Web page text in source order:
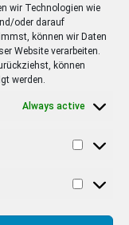
wir Technologien wie
oder darauf
können wir Daten
Website verarbeiten.
können
werden.
Always active
Moderatorin